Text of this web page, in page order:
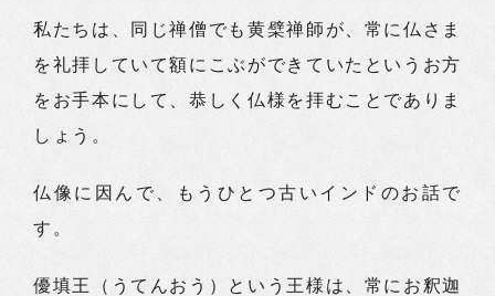
私たちは、同じ禅僧でも黄檗禅師が、常に仏さま
を礼拝していて額にこぶができていたというお方
をお手本にして、恭しく仏様を拝むことでありま
しょう。
仏像に因んで、もうひとつ古いインドのお話で
す。
優填王（うてんおう）という王様は、常にお釈迦